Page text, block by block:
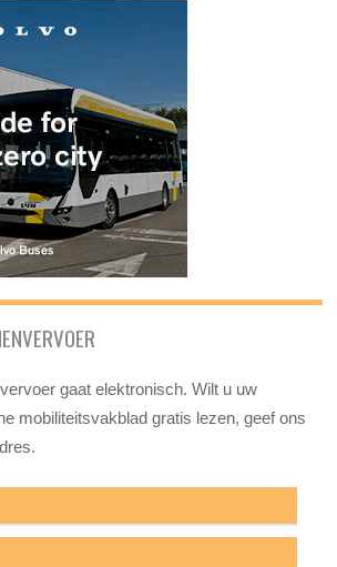
gaat elektronisch. Wilt u uw
mobiliteitsvakblad gratis lezen, geef ons